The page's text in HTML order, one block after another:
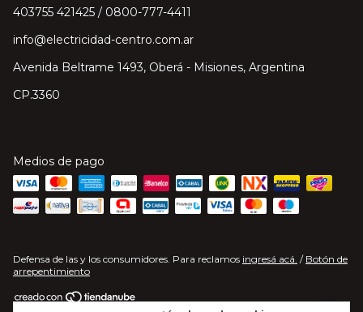
403755 421425 / 0800-777-4411
info@electricidad-centro.com.ar
Avenida Beltrame 1493, Oberá - Misiones, Argentina
CP.3360
Medios de pago
Defensa de las y los consumidores. Para reclamos ingresá acá. / Botón de
arrepentimiento